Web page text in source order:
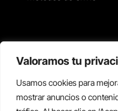
Valoramos tu
Usamos cookies para
mostrar anuncios o
Copyright © 2026